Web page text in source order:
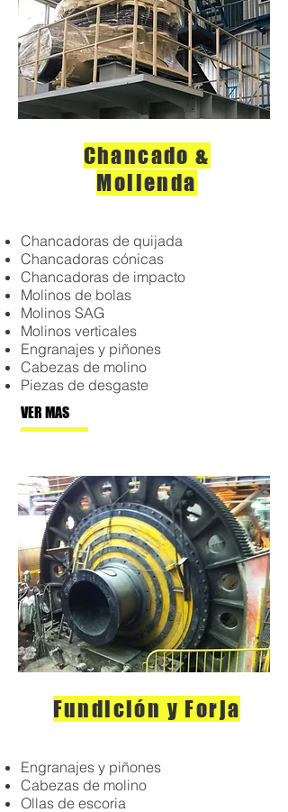
Chancado &
Molienda
Chancadoras de quijada
Chancadoras cónicas
Chancadoras de impacto
Molinos de bolas
Molinos SAG
Molinos verticales
Engranajes y piñones
Cabezas de molino
Piezas de desgaste
VER MAS
Fundición y Forja
Engranajes y piñones
Cabezas de molino
Ollas de escoria